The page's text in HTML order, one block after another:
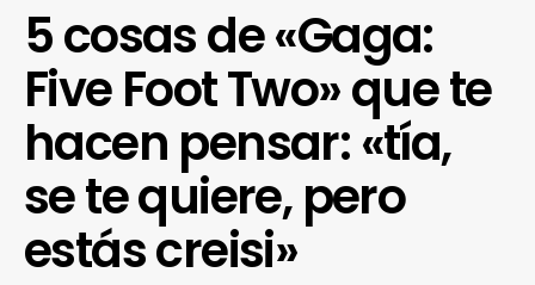
5 cosas de «Gaga:
Five Foot Two» que te
hacen pensar: «tía,
se te quiere, pero
estás creisi»